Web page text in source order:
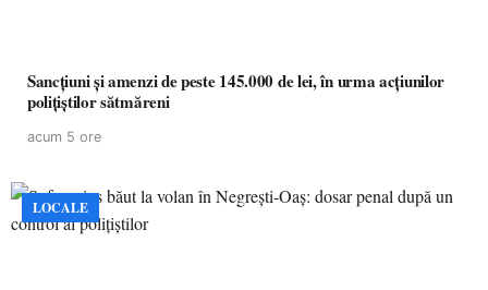
Sancțiuni și amenzi de peste 145.000 de lei, în urma acțiunilor
polițiștilor sătmăreni
acum 5 ore
LOCALE